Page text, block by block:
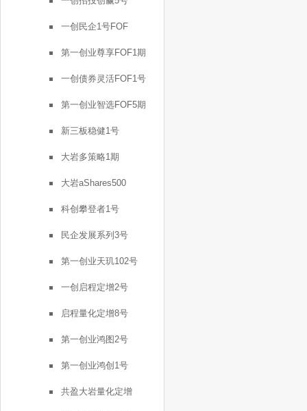
一创民企1号FOF
第一创业尊享FOF1期
一创债券灵活FOF1号
第一创业智选FOF5期
新三板稳健1号
大岩多策略1期
大岩aShares500
科创攀登者1号
民企发展系列3号
第一创业天玑102号
一创启程定增2号
启程量化定增8号
第一创业鸿图2号
第一创业鸿创1号
共盈大岩量化定增